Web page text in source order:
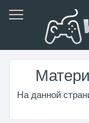
На данной